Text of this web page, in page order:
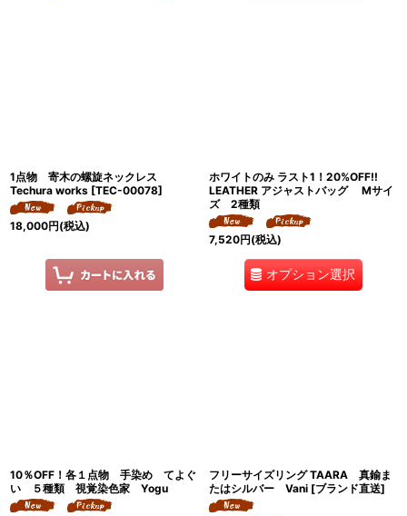
1点物 寄木の螺旋ネックレス
Techura works [TEC-00078]
18,000円(税込)
ホワイトのみ ラスト1！20%OFF!!
LEATHER アジャストバッグ Mサイ
ズ 2種類
7,520円(税込)
オプション選択
10％OFF！各１点物 手染め てよぐ
い ５種類 視覚染色家 Yogu
フリーサイズリング TAARA 真鍮ま
たはシルバー Vani [ブランド直送]